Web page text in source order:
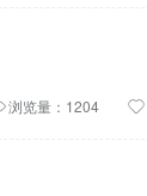
浏览量：1204